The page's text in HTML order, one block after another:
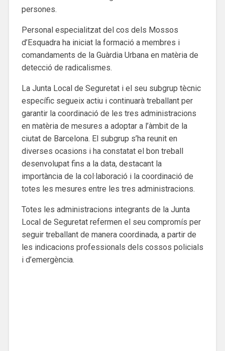
persones.
Personal especialitzat del cos dels Mossos
d’Esquadra ha iniciat la formació a membres i
comandaments de la Guàrdia Urbana en matèria de
detecció de radicalismes.
La Junta Local de Seguretat i el seu subgrup tècnic
específic segueix actiu i continuarà treballant per
garantir la coordinació de les tres administracions
en matèria de mesures a adoptar a l’àmbit de la
ciutat de Barcelona. El subgrup s’ha reunit en
diverses ocasions i ha constatat el bon treball
desenvolupat fins a la data, destacant la
importància de la col·laboració i la coordinació de
totes les mesures entre les tres administracions.
Totes les administracions integrants de la Junta
Local de Seguretat refermen el seu compromís per
seguir treballant de manera coordinada, a partir de
les indicacions professionals dels cossos policials
i d’emergència.